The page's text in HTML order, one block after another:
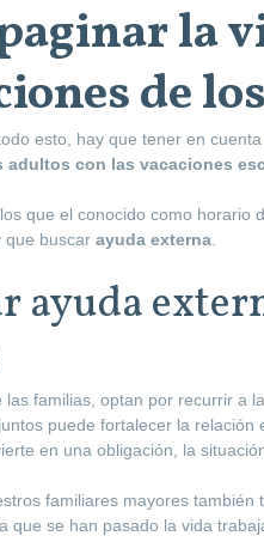
la
de
esto, hay que tener en
adultos con las vacaciones
que el conocido como horario
que buscar ayuda externa
ayuda
las familias, optan por recurrir a la
puede fortalecer la
en una obligación, la
familiares mayores
que se han pasado la vida